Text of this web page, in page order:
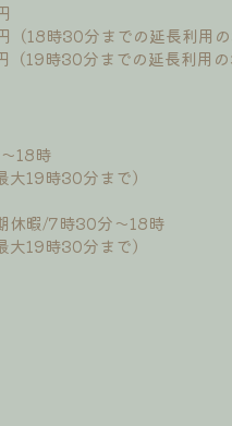
18時30分までの延長利用の
19時30分までの延長利用の
18時
大19時30分まで）
休暇/7時30分〜18時
大19時30分まで）